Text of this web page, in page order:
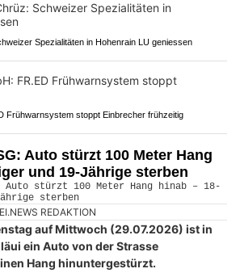
Spezialitäten in Hohenrain LU geniessen
Frühwarnsystem stoppt Einbrecher frühzeitig
Auto stürzt 100 Meter Hang
und 19-Jährige sterben
REDAKTION
auf Mittwoch (29.07.2026) ist in
ein Auto von der Strasse
Hang hinuntergestürzt.